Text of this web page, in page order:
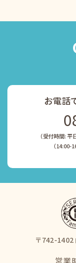
お電話
（受付時間:
（14:00-
〒742-1402